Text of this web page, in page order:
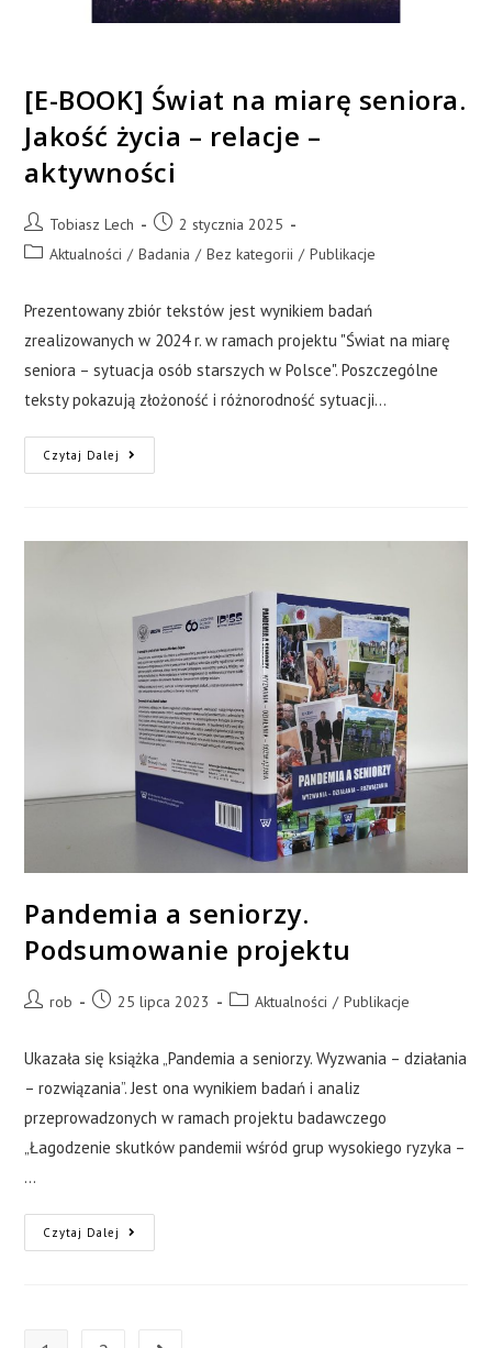
[E-BOOK] Świat na miarę seniora.
Jakość życia – relacje –
aktywności
Tobiasz Lech
2 stycznia 2025
Aktualności / Badania / Bez kategorii / Publikacje
Prezentowany zbiór tekstów jest wynikiem badań
zrealizowanych w 2024 r. w ramach projektu "Świat na miarę
seniora – sytuacja osób starszych w Polsce". Poszczególne
teksty pokazują złożoność i różnorodność sytuacji…
Czytaj Dalej
Pandemia a seniorzy.
Podsumowanie projektu
rob 25 lipca 2023 Aktualności / Publikacje
Ukazała się książka „Pandemia a seniorzy. Wyzwania – działania
– rozwiązania”. Jest ona wynikiem badań i analiz
przeprowadzonych w ramach projektu badawczego
„Łagodzenie skutków pandemii wśród grup wysokiego ryzyka –
…
Czytaj Dalej